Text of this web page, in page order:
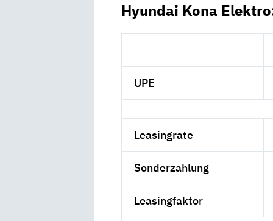
Hyundai Kona
UPE
Leasingrate
Sonderzahlung
Leasingfaktor